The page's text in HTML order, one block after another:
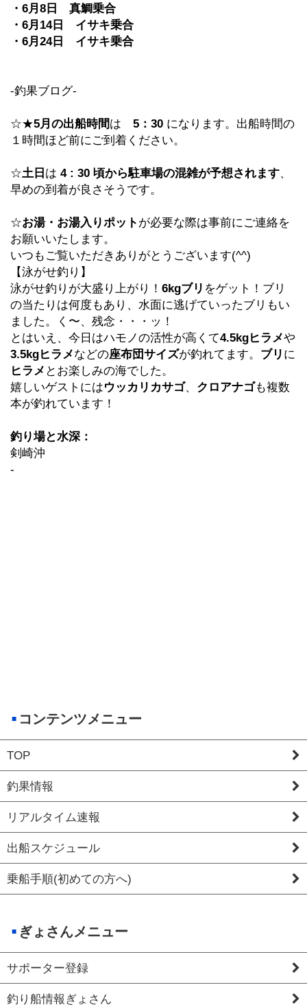
・6月8日 真鯛乗合
・6月14日 イサキ乗合
・6月24日 イサキ乗合
-釣果ブログ-
☆★5月の出船時間は 5：30 になります。出船時間の
１時間ほど前にご到着ください。
☆土日 は 4 : 30 頃から駐車場の混雑が予想されます、
早めの到着が良さそうです。
☆お湯・お湯入りポット が必要な際は事前にご連絡を
お願いいたします。
いつもご覧いただきありがとうございます(^^)
【泳がせ釣り】
泳がせ釣りが大盛り上がり！ 6kgブリ をゲット！ブリ
の当たりは何度もあり、水面に逃げていったブリもい
ました。く〜、残念・・・ッ！
とはいえ、今日はハモノの活性が高くて4.5kgヒラメや
3.5kgヒラメなどの座布団サイズが釣れてます。 ブリ に
ヒラメ とお楽しみの海でした。
嬉しいゲストにはウッカリカサゴ、 クロアナゴも複数
本が釣れています！
釣り場と水深：
剣崎沖
-
コンテンツメニュー
TOP
釣果情報
リアルタイム速報
出船スケジュール
乗船手順(初めての方へ)
ぎょさんメニュー
サポーター登録
釣り船情報ぎょさん